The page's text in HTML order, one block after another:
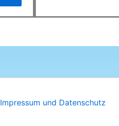
Impressum und Datenschutz